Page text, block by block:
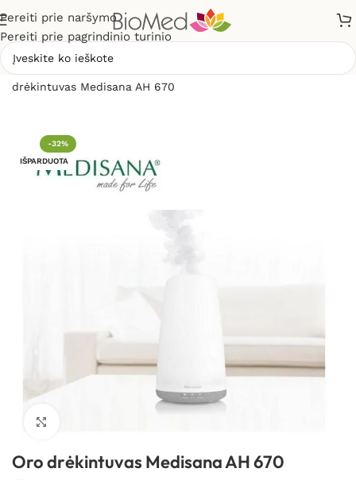
Pereiti prie naršymo
Pereiti prie pagrindinio turinio
drėkintuvas Medisana AH 670
-32%
IŠPARDUOTA
Oro drėkintuvas Medisana AH 670